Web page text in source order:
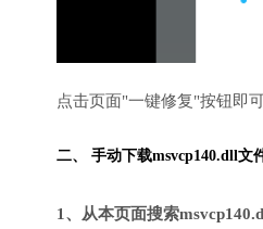
点击页面"一键修复"按钮即可
二、 手动下载msvcp140.dll文
1、从本页面搜索